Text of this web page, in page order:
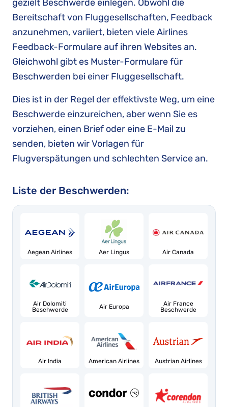
gezielt Beschwerde einlegen. Obwohl die
Bereitschaft von Fluggesellschaften, Feedback
anzunehmen, variiert, bieten viele Airlines
Feedback-Formulare auf ihren Websites an.
Gleichwohl gibt es Muster-Formulare für
Beschwerden bei einer Fluggesellschaft.
Dies ist in der Regel der effektivste Weg, um eine
Beschwerde einzureichen, aber wenn Sie es
vorziehen, einen Brief oder eine E-Mail zu
senden, bieten wir Vorlagen für
Flugverspätungen und schlechten Service an.
Liste der Beschwerden:
Aegean Airlines Aer Lingus Air Canada
Air Dolomiti
Beschwerde
Air Europa
Air France
Beschwerde
Air India American Airlines Austrian Airlines